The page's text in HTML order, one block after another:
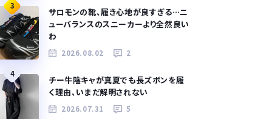
3
サロモンの靴、履き心地が良すぎる…ニ
ューバランスのスニーカーより全然良い
わ
2026.08.02 2
4
チー牛陰キャが真夏でも長ズボンを履
く理由、いまだ解明されない
2026.07.31 5